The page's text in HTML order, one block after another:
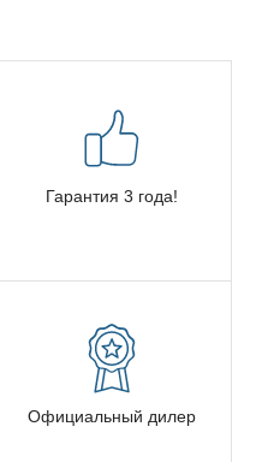
Гарантия 3 года!
Официальный дилер